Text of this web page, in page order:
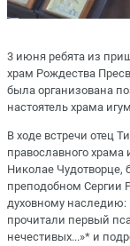
3 июня ребята из
храм Рождества
была организована
настоятель храма
В ходе встречи отец
православного храма
Николае
преподобном Сергии
духовному наследию:
прочитали первый
нечестивых...»* и